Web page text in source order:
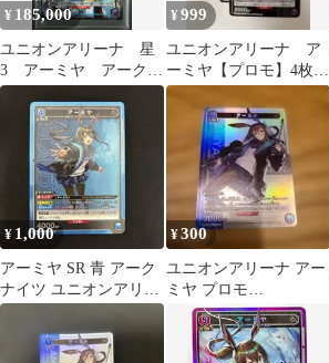
¥ 185,000
ユニオンアリーナ 星
3 アーミヤ アークナ
イツ
¥999
ユニオンアリーナ ア
ーミヤ【プロモ】4枚セ
ット
¥ 1,000
アーミヤ SR 青 アーク
ナイツ ユニオンアリー
ナ
¥300
ユニオンアリーナ アー
ミヤ プロモ
UAPR/ARK-1-040 早い
者勝ち